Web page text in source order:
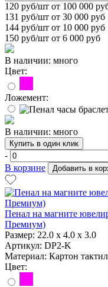
120 руб/шт от 100 000
131 руб/шт от 30 000 руб
144 руб/шт от 10 000 руб
150 руб/шт от 6 000 руб
В наличии: много
Цвет:
Ложемент:
В наличии: много
Купить в один клик
-
В корзине
Добавить в
Пенал на магните
Премиум)
Размер: 22.0 x 4.0 x 3.0
Артикул: DP2-K
Материал: Картон
Цвет: